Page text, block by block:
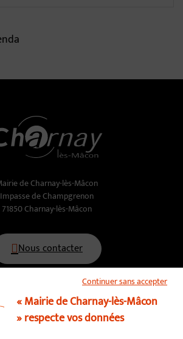
de Charnay-lès-Mâcon
Impasse de Champgrenon
71850 Charnay-lès-Mâcon
Nous contacter
03 85 34 15 70
Continuer sans accepter
« Mairie de Charnay-lès-Mâcon
» respecte vos données